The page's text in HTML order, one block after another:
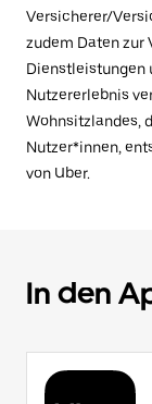
Versicherer/
zudem Daten zur
Dienstleistungen
Nutzererlebnis
Wohnsitzlandes,
Nutzer*innen,
von Uber.
In den